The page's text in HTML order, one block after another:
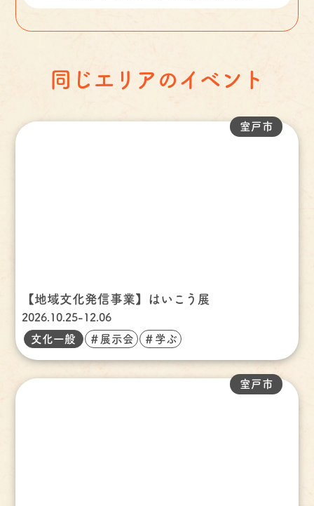
同じエリアのイベント
【地域文化発信事業】はいこう展
2026.10.25-12.06
室戸市
文化一般 ＃展示会 ＃学ぶ
室戸市